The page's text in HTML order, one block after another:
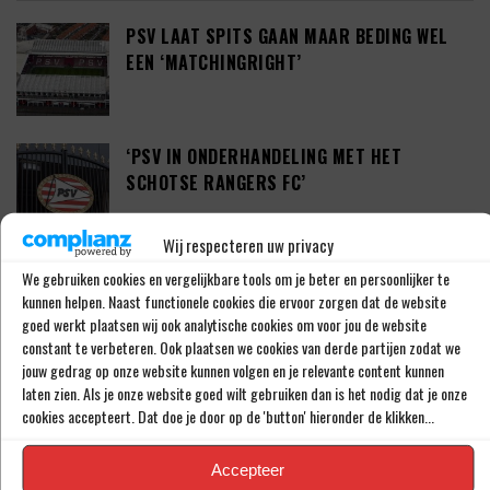
Wij respecteren uw privacy
We gebruiken cookies en vergelijkbare tools om je beter en persoonlijker te
kunnen helpen. Naast functionele cookies die ervoor zorgen dat de website
goed werkt plaatsen wij ook analytische cookies om voor jou de website
constant te verbeteren. Ook plaatsen we cookies van derde partijen zodat we
jouw gedrag op onze website kunnen volgen en je relevante content kunnen
laten zien. Als je onze website goed wilt gebruiken dan is het nodig dat je onze
cookies accepteert. Dat doe je door op de 'button' hieronder de klikken...
Accepteer
PSV LAAT SPITS GAAN MAAR BEDING WEL
EEN ‘MATCHINGRIGHT’
‘PSV IN ONDERHANDELING MET HET
SCHOTSE RANGERS FC’
‘PSV WIL ZICH GAAN VERSTERKEN MET 29-
JARIGE ADAMA CAMARA’
JOEL DROMMEL (29) TEKENT VOOR VIER
JAAR BIJ FC TWENTE